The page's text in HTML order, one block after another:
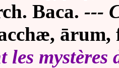
Baca. ---
ārum, f.
les mystères